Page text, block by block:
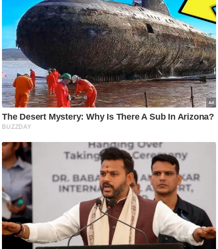
वि
श्ले
ष
ण
स
म
सा
यि
मा
तृ
भू
मि
स्तं
भ
ए